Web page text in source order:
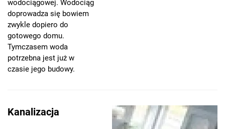
wodociągowej. Wodociąg
doprowadza się bowiem
zwykle dopiero do
gotowego domu.
Tymczasem woda
potrzebna jest już w
czasie jego budowy.
Kanalizacja